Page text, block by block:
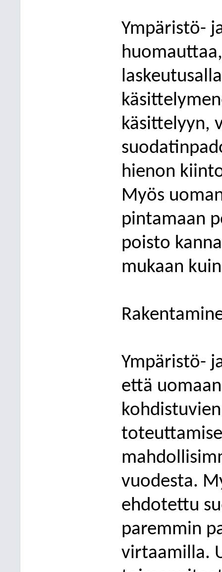
Ympäristö-
käsittelyyn,
hienon
Myös
pintamaan
poisto
mukaan
Ympäristö-
että
vuodesta.
ehdotettu
paremmin
virtaamilla.